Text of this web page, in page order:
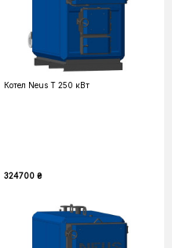
Котел Neus T 250 кВт
324700 ₴